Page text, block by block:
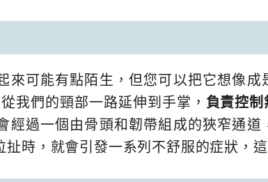
來可能有點陌生，但您可以把它想像成
我們的頸部一路延伸到手掌， 負責控
經過一個由骨頭和韌帶組成的狹窄通
時，就會引發一系列不舒服的症狀，